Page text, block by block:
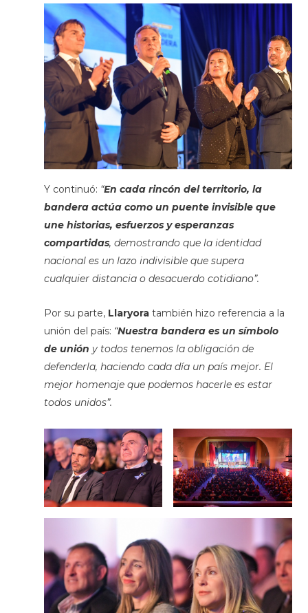
Y continuó: “En cada rincón del territorio, la
bandera actúa como un puente invisible que
une historias, esfuerzos y esperanzas
compartidas, demostrando que la identidad
nacional es un lazo indivisible que supera
cualquier distancia o desacuerdo cotidiano”.
Por su parte, Llaryoratambién hizo referencia a la
unión del país: “Nuestra bandera es un símbolo
de unión y todos tenemos la obligación de
defenderla, haciendo cada día un país mejor. El
mejor homenaje que podemos hacerle es estar
todos unidos”.